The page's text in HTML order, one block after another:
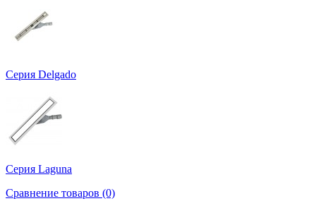
Серия Delgado
Серия Laguna
Сравнение товаров (0)